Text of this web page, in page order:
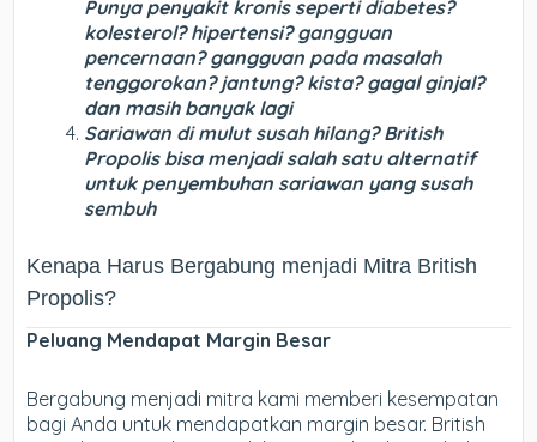
Punya penyakit kronis seperti diabetes?
kolesterol? hipertensi? gangguan
pencernaan? gangguan pada masalah
tenggorokan? jantung? kista? gagal ginjal?
dan masih banyak lagi
Sariawan di mulut susah hilang? British
Propolis bisa menjadi salah satu alternatif
untuk penyembuhan sariawan yang susah
sembuh
Kenapa Harus Bergabung menjadi Mitra British
Propolis?
Peluang Mendapat Margin Besar
Bergabung menjadi mitra kami memberi kesempatan
bagi Anda untuk mendapatkan margin besar. British